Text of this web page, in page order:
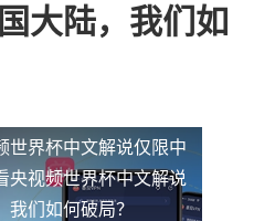
大陆，我们如
世界杯中文解说仅限中
央视频世界杯中文解说
们如何破局？